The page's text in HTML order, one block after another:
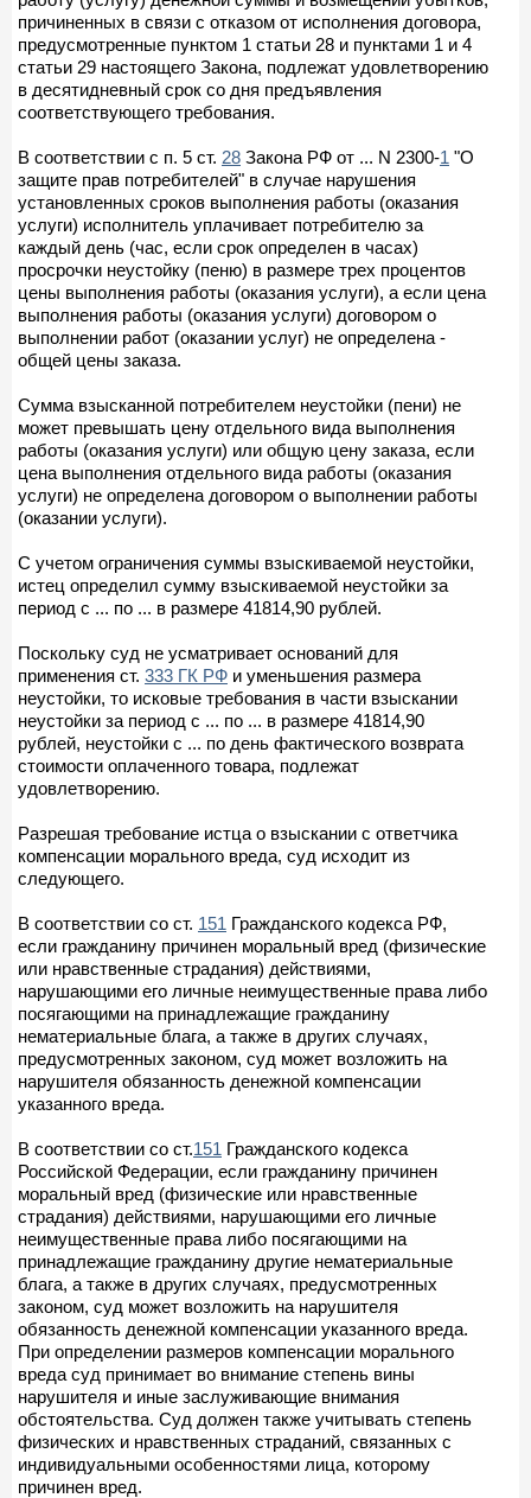
причиненных в связи с отказом от исполнения договора,
предусмотренные пунктом 1 статьи 28 и пунктами 1 и 4
статьи 29 настоящего Закона, подлежат удовлетворению
в десятидневный срок со дня предъявления
соответствующего требования.
В соответствии с п. 5 ст. 28 Закона РФ от ... N 2300-1 "О
защите прав потребителей" в случае нарушения
установленных сроков выполнения работы (оказания
услуги) исполнитель уплачивает потребителю за
каждый день (час, если срок определен в часах)
просрочки неустойку (пеню) в размере трех процентов
цены выполнения работы (оказания услуги), а если цена
выполнения работы (оказания услуги) договором о
выполнении работ (оказании услуг) не определена -
общей цены заказа.
Сумма взысканной потребителем неустойки (пени) не
может превышать цену отдельного вида выполнения
работы (оказания услуги) или общую цену заказа, если
цена выполнения отдельного вида работы (оказания
услуги) не определена договором о выполнении работы
(оказании услуги).
С учетом ограничения суммы взыскиваемой неустойки,
истец определил сумму взыскиваемой неустойки за
период с ... по ... в размере 41814,90 рублей.
Поскольку суд не усматривает оснований для
применения ст. 333 ГК РФ и уменьшения размера
неустойки, то исковые требования в части взыскании
неустойки за период с ... по ... в размере 41814,90
рублей, неустойки с ... по день фактического возврата
стоимости оплаченного товара, подлежат
удовлетворению.
Разрешая требование истца о взыскании с ответчика
компенсации морального вреда, суд исходит из
следующего.
В соответствии со ст. 151 Гражданского кодекса РФ,
если гражданину причинен моральный вред (физические
или нравственные страдания) действиями,
нарушающими его личные неимущественные права либо
посягающими на принадлежащие гражданину
нематериальные блага, а также в других случаях,
предусмотренных законом, суд может возложить на
нарушителя обязанность денежной компенсации
указанного вреда.
В соответствии со ст.151 Гражданского кодекса
Российской Федерации, если гражданину причинен
моральный вред (физические или нравственные
страдания) действиями, нарушающими его личные
неимущественные права либо посягающими на
принадлежащие гражданину другие нематериальные
блага, а также в других случаях, предусмотренных
законом, суд может возложить на нарушителя
обязанность денежной компенсации указанного вреда.
При определении размеров компенсации морального
вреда суд принимает во внимание степень вины
нарушителя и иные заслуживающие внимания
обстоятельства. Суд должен также учитывать степень
физических и нравственных страданий, связанных с
индивидуальными особенностями лица, которому
причинен вред.